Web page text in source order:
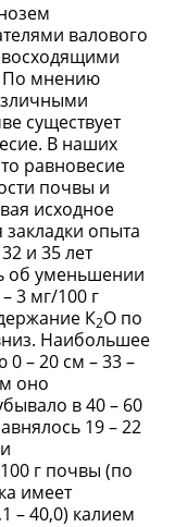
валового
По мнению
существует
В наших
равновесие
почвы и
исходное
опыта
и 35 лет
об уменьшении
3 мг/100 г
К2О по
Наибольшее
– 20 см – 33 –
оно
в 40 – 60
19 – 22
г почвы (по
имеет
– 40,0) калием